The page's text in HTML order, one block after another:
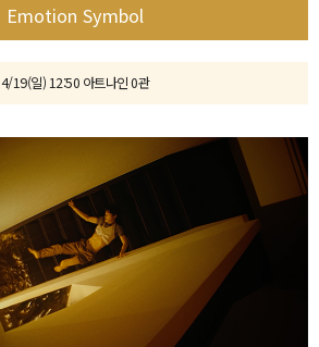
Emotion Symbol
4/19(일) 12:50 아트나인 0관